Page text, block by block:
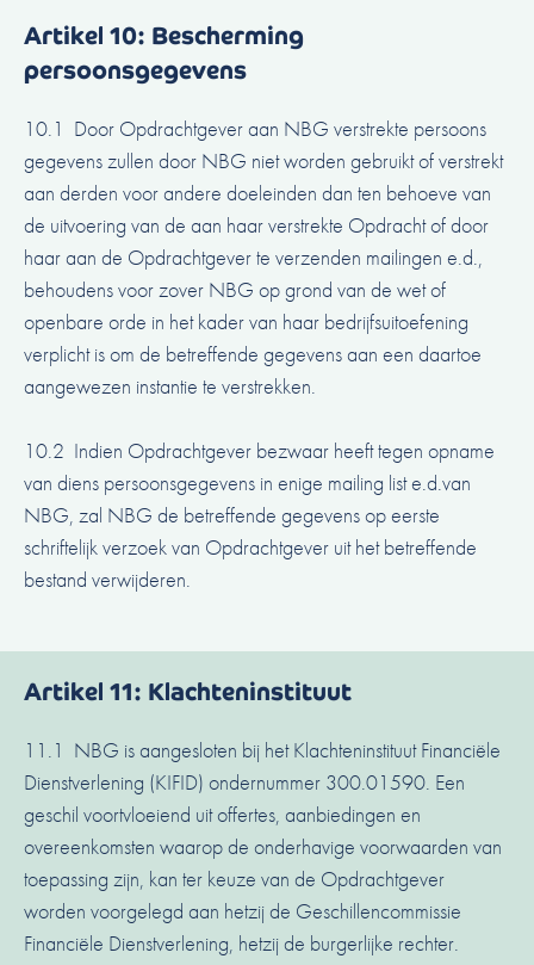
Artikel 10: Bescherming
persoonsgegevens
10.1 Door Opdrachtgever aan NBG verstrekte persoons
gegevens zullen door NBG niet worden gebruikt of verstrekt
aan derden voor andere doeleinden dan ten behoeve van
de uitvoering van de aan haar verstrekte Opdracht of door
haar aan de Opdrachtgever te verzenden mailingen e.d.,
behoudens voor zover NBG op grond van de wet of
openbare orde in het kader van haar bedrijfsuitoefening
verplicht is om de betreffende gegevens aan een daartoe
aangewezen instantie te verstrekken.
10.2 Indien Opdrachtgever bezwaar heeft tegen opname
van diens persoonsgegevens in enige mailing list e.d.van
NBG, zal NBG de betreffende gegevens op eerste
schriftelijk verzoek van Opdrachtgever uit het betreffende
bestand verwijderen.
Artikel 11: Klachteninstituut
11.1 NBG is aangesloten bij het Klachteninstituut Financiële
Dienstverlening (KIFID) ondernummer 300.01590. Een
geschil voortvloeiend uit offertes, aanbiedingen en
overeenkomsten waarop de onderhavige voorwaarden van
toepassing zijn, kan ter keuze van de Opdrachtgever
worden voorgelegd aan hetzij de Geschillencommissie
Financiële Dienstverlening, hetzij de burgerlijke rechter.